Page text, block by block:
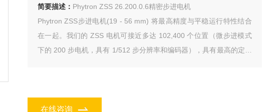
简要描述： Phytron ZSS 26.200.0.6精密步进电机
Phytron ZSS步进电机(19 - 56 mm) 将最高精度与平稳运行特性结合
在一起。我们的 ZSS 电机可接近多达 102,400 个位置（微步进模式
下的 200 步电机，具有 1/512 步分辨率和编码器），具有最高的定位
在线咨询